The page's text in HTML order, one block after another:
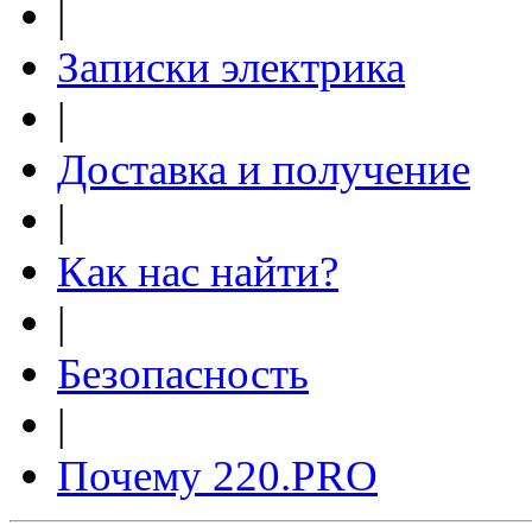
Записки электрика
|
Доставка и получение
|
Как нас найти?
|
Безопасность
|
Почему 220.PRO